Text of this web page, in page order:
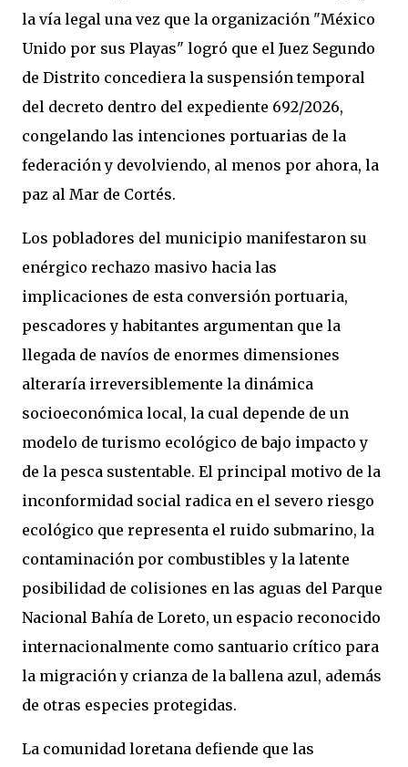
la vía legal una vez que la organización "México
Unido por sus Playas" logró que el Juez Segundo
de Distrito concediera la suspensión temporal
del decreto dentro del expediente 692/2026,
congelando las intenciones portuarias de la
federación y devolviendo, al menos por ahora, la
paz al Mar de Cortés.
Los pobladores del municipio manifestaron su
enérgico rechazo masivo hacia las
implicaciones de esta conversión portuaria,
pescadores y habitantes argumentan que la
llegada de navíos de enormes dimensiones
alteraría irreversiblemente la dinámica
socioeconómica local, la cual depende de un
modelo de turismo ecológico de bajo impacto y
de la pesca sustentable. El principal motivo de la
inconformidad social radica en el severo riesgo
ecológico que representa el ruido submarino, la
contaminación por combustibles y la latente
posibilidad de colisiones en las aguas del Parque
Nacional Bahía de Loreto, un espacio reconocido
internacionalmente como santuario crítico para
la migración y crianza de la ballena azul, además
de otras especies protegidas.
La comunidad loretana defiende que las